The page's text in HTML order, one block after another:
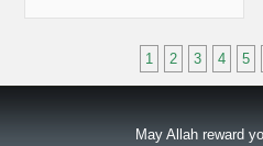
1 2 3 4 5
May Allah reward